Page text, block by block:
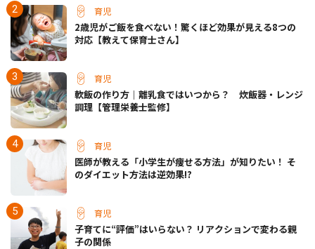
育児
2歳児がご飯を食べない！驚くほど効果が見える8つの
対応【教えて保育士さん】
育児
軟飯の作り方｜離乳食ではいつから？ 炊飯器・レンジ
調理【管理栄養士監修】
育児
医師が教える「小学生が痩せる方法」が知りたい！ そ
のダイエット方法は逆効果!?
育児
子育てに“評価”はいらない？ リアクションで変わる親
子の関係